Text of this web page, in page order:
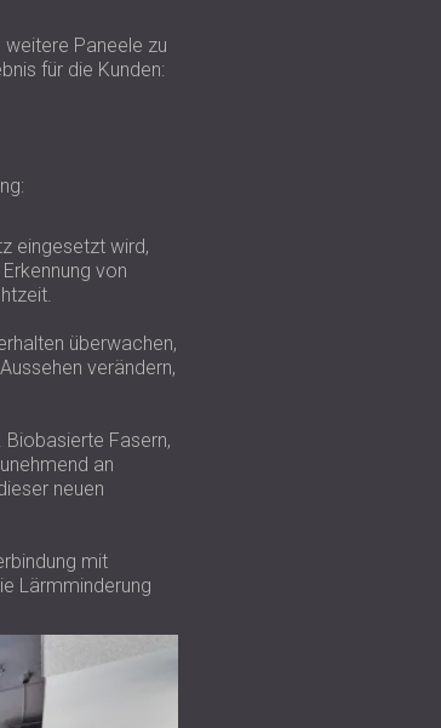
Paneele zu
für die Kunden:
eingesetzt wird,
von
überwachen,
verändern,
Fasern,
an
neuen
mit
Lärmminderung